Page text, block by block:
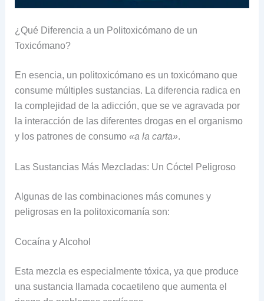
¿Qué Diferencia a un Politoxicómano de un
Toxicómano?
En esencia, un politoxicómano es un toxicómano que
consume múltiples sustancias. La diferencia radica en
la complejidad de la adicción, que se ve agravada por
la interacción de las diferentes drogas en el organismo
y los patrones de consumo«a la carta».
Las Sustancias Más Mezcladas: Un Cóctel Peligroso
Algunas de las combinaciones más comunes y
peligrosas en la politoxicomanía son:
Cocaína y Alcohol
Esta mezcla es especialmente tóxica, ya que produce
una sustancia llamada cocaetileno que aumenta el